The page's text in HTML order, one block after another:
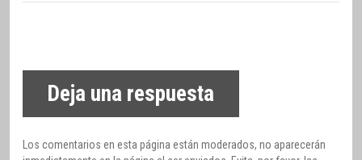
Deja una respuesta
Los comentarios en esta página están moderados, no aparecerán